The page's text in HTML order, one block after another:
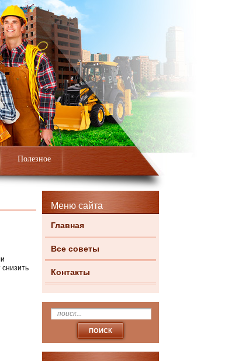
Полезное
Меню сайта
Главная
Все советы
Контакты